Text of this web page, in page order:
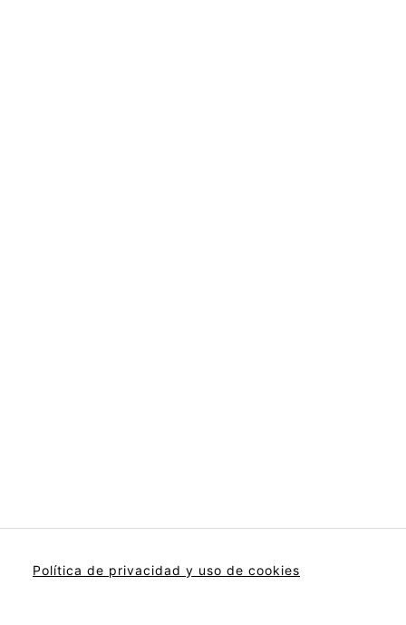
Política de privacidad y uso de cookies